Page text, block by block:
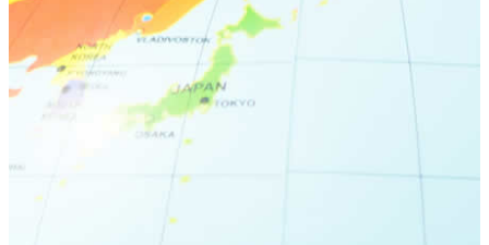
アクセス
お問い合わせ
Instagram
ATLAS International School Official
五反田インスタグラム
立川インスタグラム